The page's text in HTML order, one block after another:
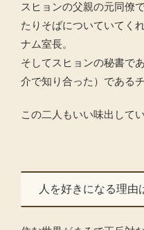
スヒョンの父親の元同僚
たりそばについていてく
ナム室長。
そしてスヒョンの秘書で
介で知り合った）である
この二人もいい味出して
人を好きになる理由